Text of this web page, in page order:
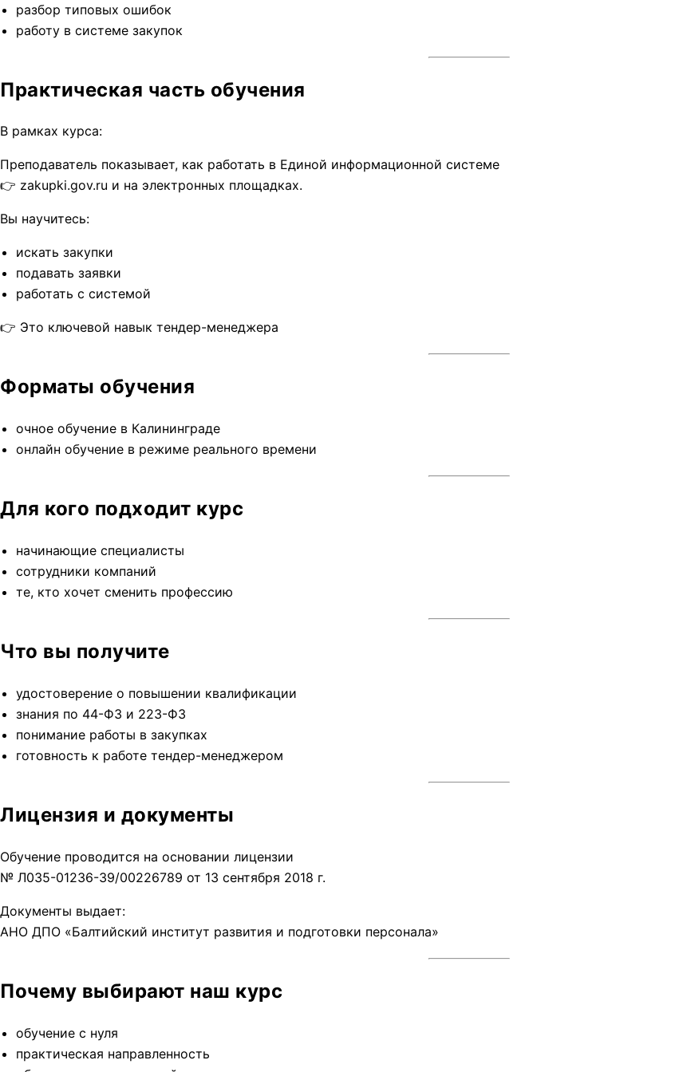
разбор типовых ошибок
работу в системе закупок
Практическая часть обучения
В рамках курса:
Преподаватель показывает, как работать в Единой информационной системе
👉 zakupki.gov.ru и на электронных площадках.
Вы научитесь:
искать закупки
подавать заявки
работать с системой
👉 Это ключевой навык тендер-менеджера
Форматы обучения
очное обучение в Калининграде
онлайн обучение в режиме реального времени
Для кого подходит курс
начинающие специалисты
сотрудники компаний
те, кто хочет сменить профессию
Что вы получите
удостоверение о повышении квалификации
знания по 44-ФЗ и 223-ФЗ
понимание работы в закупках
готовность к работе тендер-менеджером
Лицензия и документы
Обучение проводится на основании лицензии
№ Л035-01236-39/00226789 от 13 сентября 2018 г.
Документы выдает:
АНО ДПО «Балтийский институт развития и подготовки персонала»
Почему выбирают наш курс
обучение с нуля
практическая направленность